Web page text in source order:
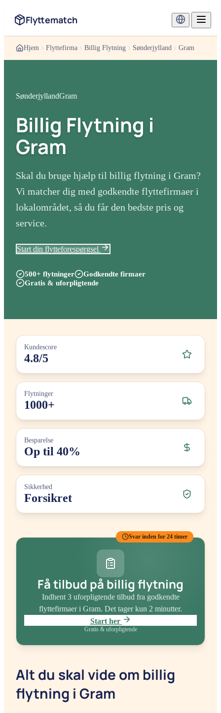
Flyttematch
Hjem Flyttefirma Billig Flytning Sønderjylland Gram
SønderjyllandGram
Billig Flytning i
Gram
Skal du bruge hjælp til billig flytning i Gram?
Vi matcher dig med godkendte flyttefirmaer i
lokalområdet, så du får den bedste pris og
service.
Start din flytteforespørgsel
500+ flytninger
Godkendte firmaer
Gratis & uforpligtende
Kundescore
4.8/5
Flytninger
1000+
Besparelse
Op til 40%
Sikkerhed
Forsikret
Få tilbud på billig flytning
Indhent 3 uforpligtende tilbud fra godkendte
flyttefirmaeri Gram. Det tager kun 2 minutter.
Start her
Gratis & uforpligtende
Svar inden for 24 timer
Alt du skal vide om billig
flytning i Gram